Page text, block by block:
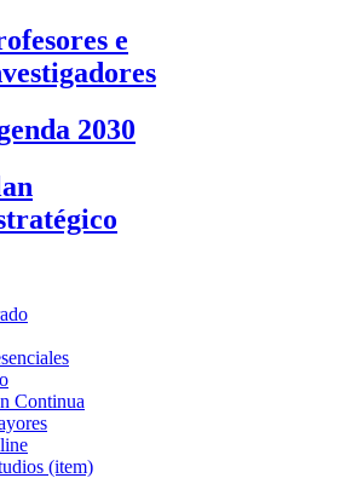
e
2030
Continua
(item)